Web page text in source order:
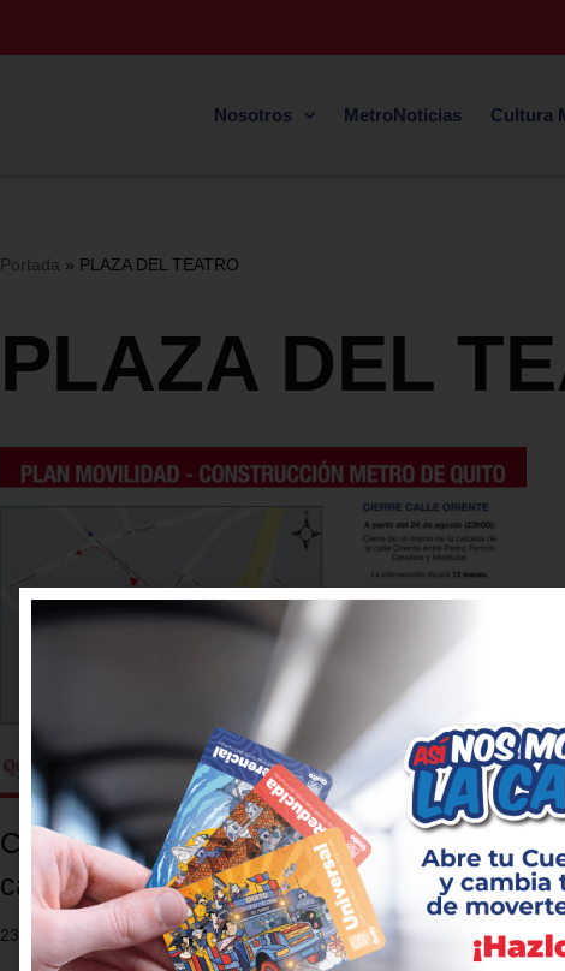
Nosotros MetroNoticias Cultura
Portada » PLAZA DEL TEATRO
PLAZA DEL
Cierre de circulación en un tramo de
calle Oriente
23 agosto, 2018